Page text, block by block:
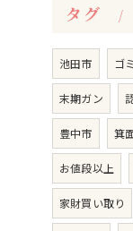
タグ
池田市 ゴ
末期ガン
豊中市 箕
お値段以上
家財買い取り